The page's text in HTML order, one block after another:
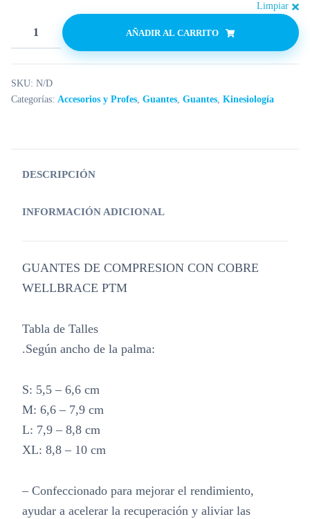
Limpiar
AÑADIR AL CARRITO
SKU: N/D
Categorías: Accesorios y Profes, Guantes, Guantes, Kinesiología
DESCRIPCIÓN
INFORMACIÓN ADICIONAL
GUANTES DE COMPRESION CON COBRE
WELLBRACE PTM
Tabla de Talles
.Según ancho de la palma:
S: 5,5 – 6,6 cm
M: 6,6 – 7,9 cm
L: 7,9 – 8,8 cm
XL: 8,8 – 10 cm
– Confeccionado para mejorar el rendimiento,
ayudar a acelerar la recuperación y aliviar las